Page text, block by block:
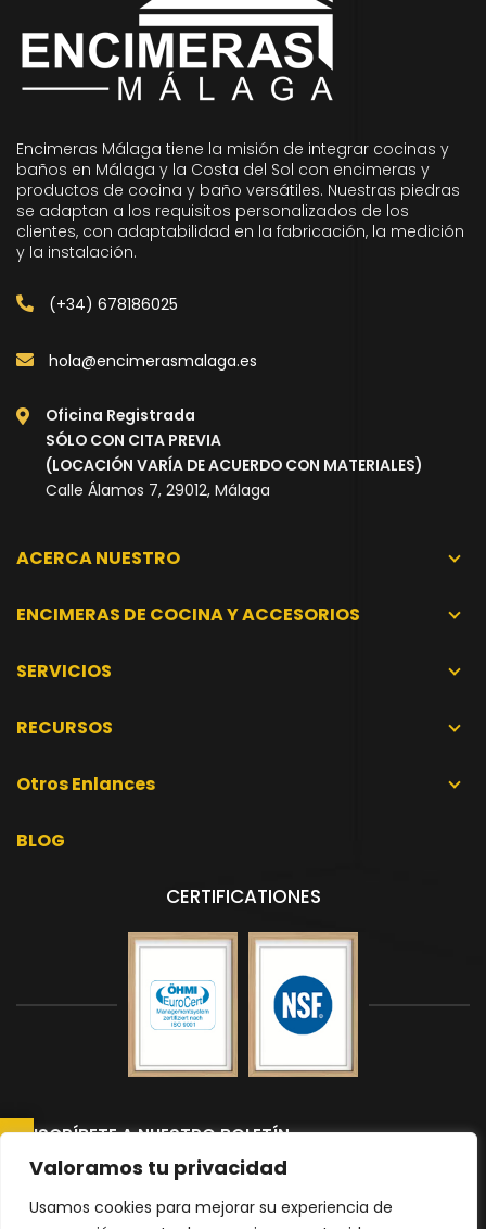
Valoramos tu privacidad
Usamos cookies para mejorar su experiencia de
Encimeras Málaga tiene la misión de integrar cocinas y
baños en Málaga y la Costa del Sol con encimeras y
productos de cocina y baño versátiles. Nuestras piedras
se adaptan a los requisitos personalizados de los
clientes, con adaptabilidad en la fabricación, la medición
y la instalación.
(+34) 678186025
hola@encimerasmalaga.es
Oficina Registrada
SÓLO CON CITA PREVIA
(LOCACIÓN VARÍA DE ACUERDO CON MATERIALES)
Calle Álamos 7, 29012, Málaga
ACERCA NUESTRO
ENCIMERAS DE COCINA Y ACCESORIOS
SERVICIOS
RECURSOS
Otros Enlances
BLOG
CERTIFICATIONES
SUSCRÍBETE A NUESTRO BOLETÍN
Suscríbete a nuestro boletín para recibir las últimas noticias y